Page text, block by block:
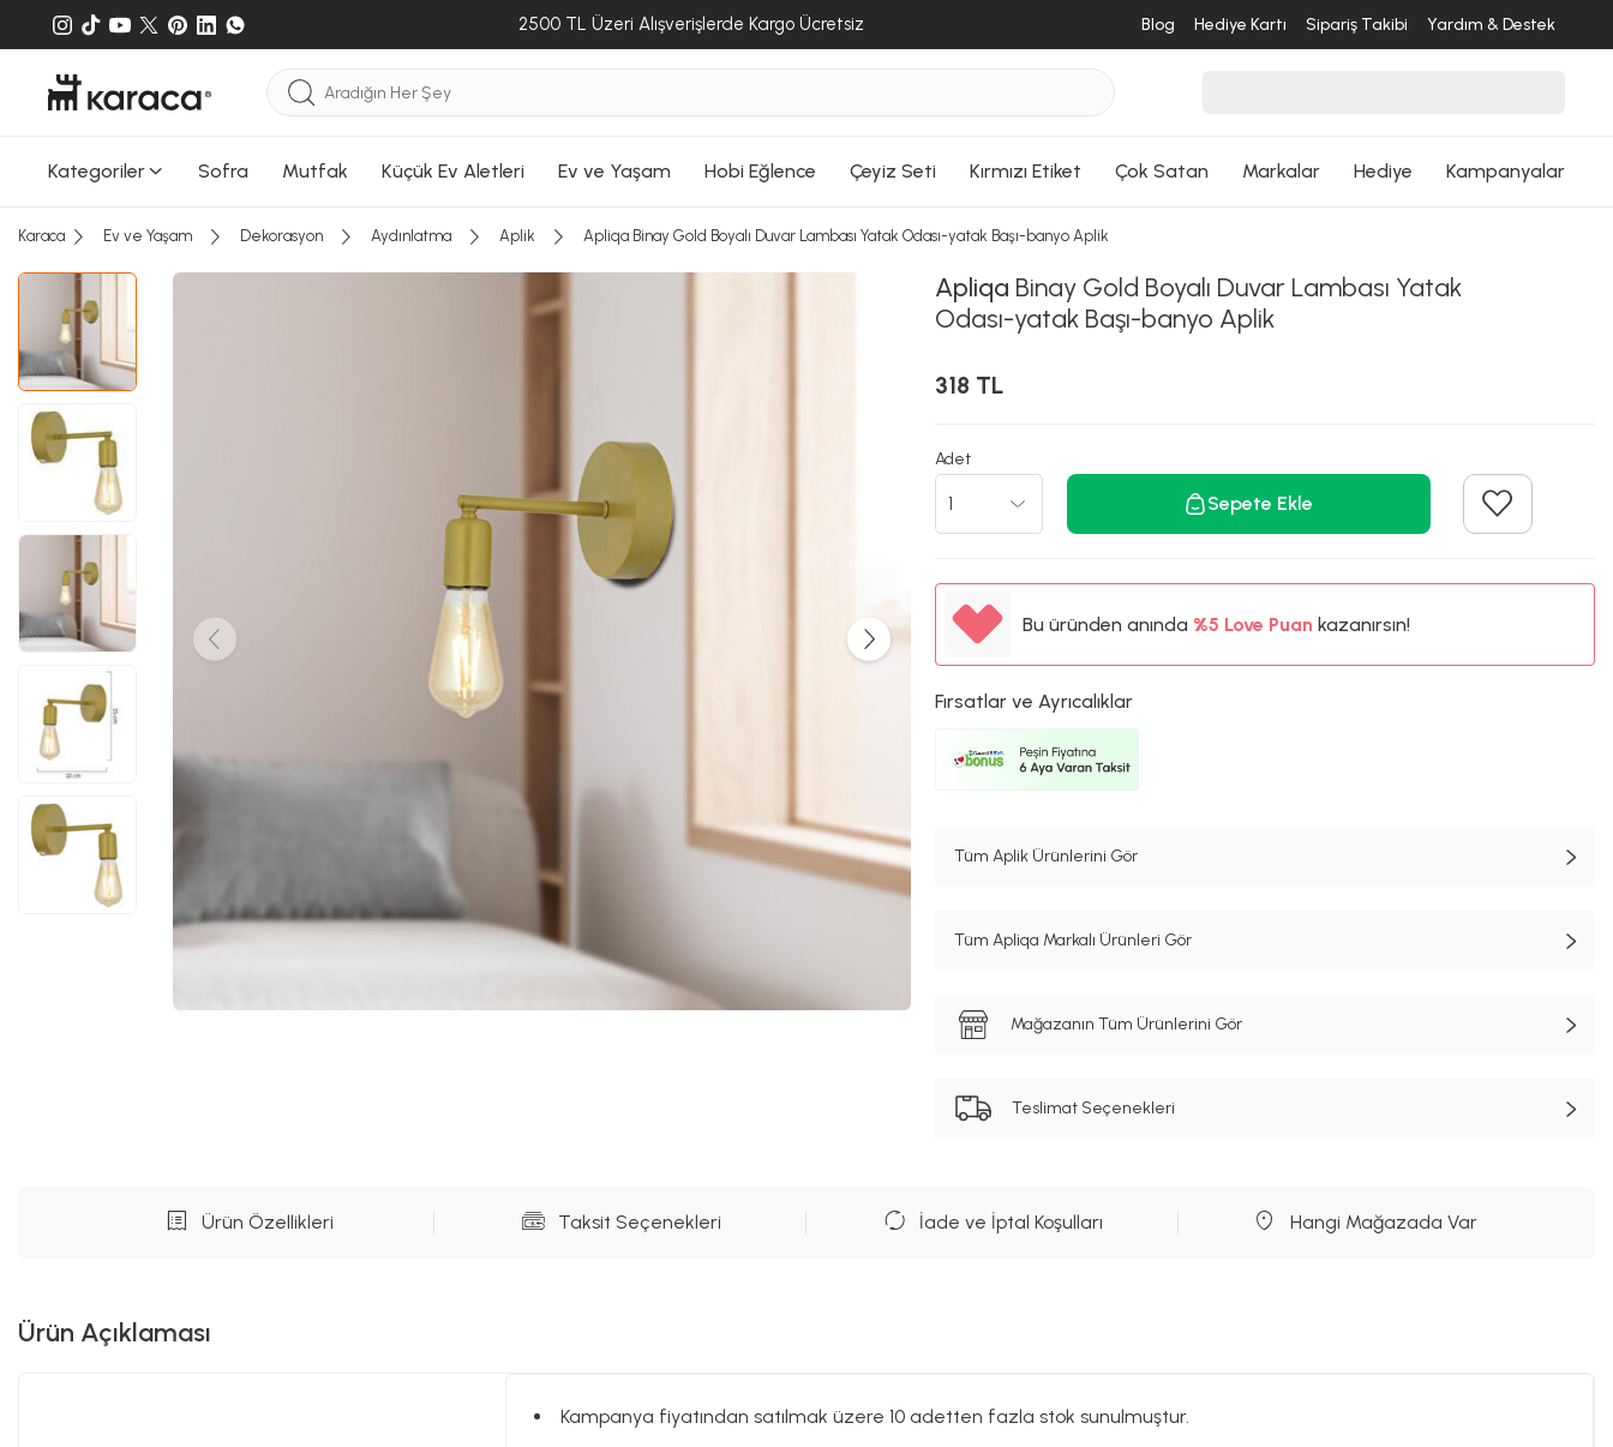
2500 TL Üzeri Alışverişlerde Kargo Ücretsiz Blog Hediye Kartı Sipariş Takibi Yardım & Destek
Kategoriler Sofra Mutfak Küçük Ev Aletleri Ev ve Yaşam Hobi Eğlence Çeyiz Seti Kırmızı Etiket Çok Satan Markalar Hediye Kampanyalar
Karaca Ev ve Yaşam Dekorasyon Aydınlatma Aplik Apliqa Binay Gold Boyalı Duvar Lambası Yatak Odası-yatak Başı-banyo Aplik
Apliqa Binay Gold Boyalı Duvar Lambası Yatak
Odası-yatak Başı-banyo Aplik
318 TL
Adet
Sepete Ekle
Bu üründen anında %5
%5
Love Puan kazanırsın!
Fırsatlar ve Ayrıcalıklar
Tüm Aplik Ürünlerini Gör
Tüm Apliqa Markalı Ürünleri Gör
Mağazanın Tüm Ürünlerini Gör
Teslimat Seçenekleri
Ürün Özellikleri Taksit Seçenekleri İade ve İptal Koşulları Hangi Mağazada Var
Ürün Açıklaması
Kampanya fiyatından satılmak üzere 10 adetten fazla stok sunulmuştur.